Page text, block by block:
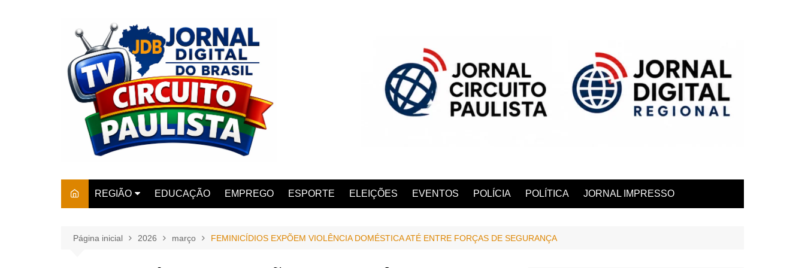
REGIÃO
AMPARO
EDUCAÇÃO EMPREGO ESPORTE ELEIÇÕES EVENTOS POLÍCIA POLÍTICA JORNAL IMPRESSO
Página inicial 2026 março FEMINICÍDIOS EXPÕEM VIOLÊNCIA DOMÉSTICA ATÉ ENTRE FORÇAS DE SEGURANÇA